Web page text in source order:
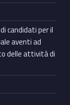
candidati per il
aventi ad
delle attività di